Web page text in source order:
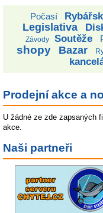
Počasí
Legislativa
Závody Soutěže
shopy
Bazar
Prodejní akce a
U žádné ze zde zapsaných
akce.
Naši partneři